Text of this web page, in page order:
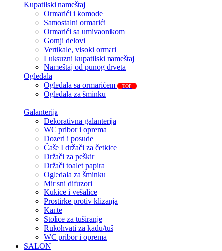
Kupatilski nameštaj
Ormarići i komode
Samostalni ormarići
Ormarići sa umivaonikom
Gornji delovi
Vertikale, visoki ormari
Luksuzni kupatilski nameštaj
Nameštaj od punog drveta
Ogledala
Ogledala sa ormarićem
TOP
Ogledala za šminku
Galanterija
Dekorativna galanterija
WC pribor i oprema
Dozeri i posude
Čaše I držači za četkice
Držači za peškir
Držači toalet papira
Ogledala za šminku
Mirisni difuzori
Kukice i vešalice
Prostirke protiv klizanja
Kante
Stolice za tuširanje
Rukohvati za kadu/tuš
WC pribor i oprema
SALON